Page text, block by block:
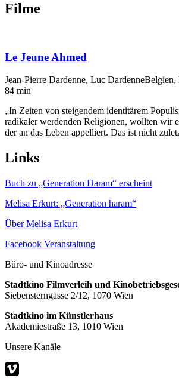
Filme
Le Jeune Ahmed
Jean-Pierre Dardenne, Luc DardenneBelgien,
84 min
„In Zeiten von steigendem identitärem
radikaler werdenden Religionen, wollten wir
der an das Leben appelliert. Das ist nicht
Links
Buch zu „Generation Haram“ erscheint
Melisa Erkurt: „Generation haram“
Über Melisa Erkurt
Facebook Veranstaltung
Büro- und Kinoadresse
Stadtkino Filmverleih und
Siebensterngasse 2/12, 1070 Wien
Stadtkino im Künstlerhaus
Akademiestraße 13, 1010 Wien
Unsere Kanäle